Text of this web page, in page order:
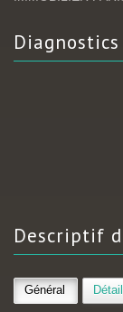
descriptif
Général